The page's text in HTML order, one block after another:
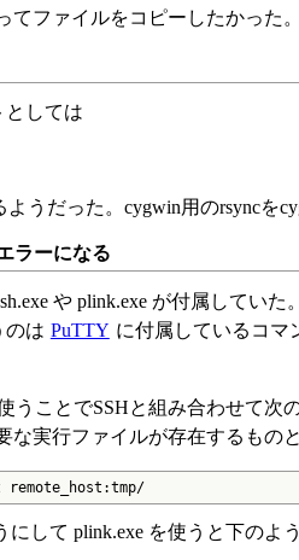
てファイルをコピーしたかった。
としては
うだった。cygwin用のrsyncを
ラーになる
や plink.exe が付属してい
のは PuTTY に付属しているコマ
うことでSSHと組み合わせて
な実行ファイルが存在するもの
にして plink.exe を使うと下のよ